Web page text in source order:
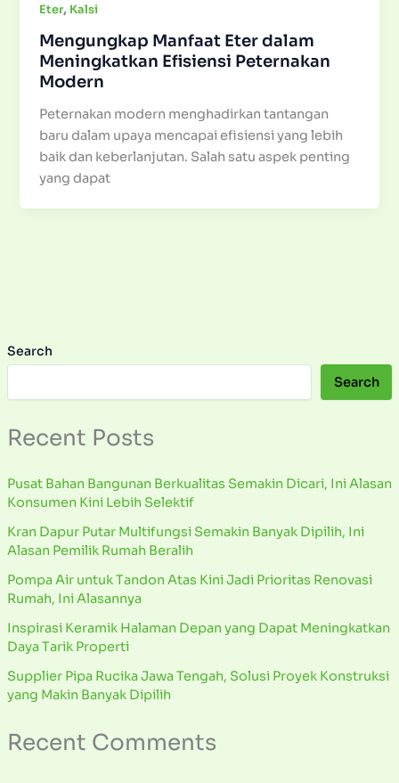
Search
Search
Recent Posts
Pusat Bahan Bangunan Berkualitas Semakin Dicari, Ini Alasan
Konsumen Kini Lebih Selektif
Kran Dapur Putar Multifungsi Semakin Banyak Dipilih, Ini
Alasan Pemilik Rumah Beralih
Pompa Air untuk Tandon Atas Kini Jadi Prioritas Renovasi
Rumah, Ini Alasannya
Inspirasi Keramik Halaman Depan yang Dapat Meningkatkan
Daya Tarik Properti
Supplier Pipa Rucika Jawa Tengah, Solusi Proyek Konstruksi
yang Makin Banyak Dipilih
Recent Comments
Eter, Kalsi
Mengungkap Manfaat Eter dalam
Meningkatkan Efisiensi Peternakan
Modern
Peternakan modern menghadirkan tantangan
baru dalam upaya mencapai efisiensi yang lebih
baik dan keberlanjutan. Salah satu aspek penting
yang dapat